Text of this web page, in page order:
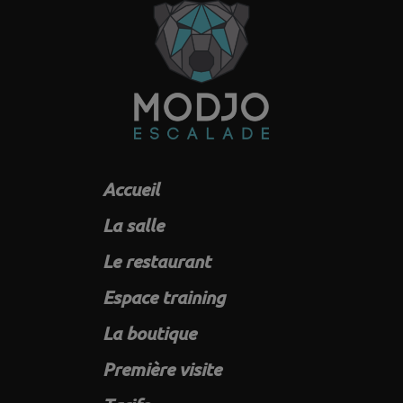
Accueil
La salle
Le restaurant
Espace training
La boutique
Première visite